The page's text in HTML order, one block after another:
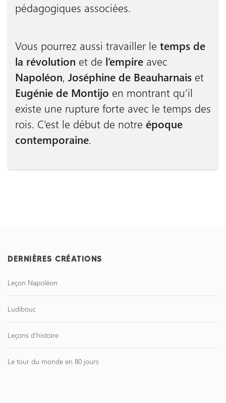
pédagogiques associées.
Vous pourrez aussi travailler le temps de
la révolution et de l’empire avec
Napoléon, Joséphine de Beauharnais et
Eugénie de Montijo en montrant qu’il
existe une rupture forte avec le temps des
rois. C’est le début de notre époque
contemporaine.
DERNIÈRES CRÉATIONS
Leçon Napoléon
Ludibouc
Leçons d'histoire
Le tour du monde en 80 jours